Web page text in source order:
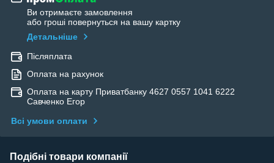
Ви отримаєте замовлення
або гроші повернуться на вашу картку
Детальніше
Післяплата
Оплата на рахунок
Оплата на карту Приватбанку 4627 0557 1041 6222
Савченко Егор
Всі умови оплати
Подібні товари компанії